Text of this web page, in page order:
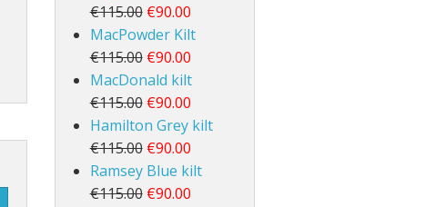
€115.00 €90.00
MacPowder Kilt
€115.00 €90.00
MacDonald kilt
€115.00 €90.00
Hamilton Grey kilt
€115.00 €90.00
Ramsey Blue kilt
€115.00 €90.00